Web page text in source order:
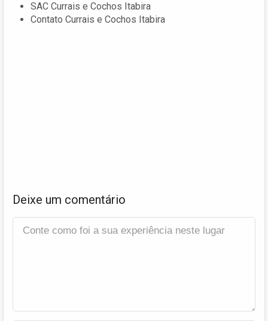
SAC Currais e Cochos Itabira
Contato Currais e Cochos Itabira
Deixe um comentário